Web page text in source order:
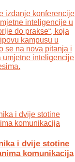
izdanje konferencije
inteligencije u
do prakse“, koja
kampusu u
se na nova pitanja i
umjetne inteligencije
i dvije stotine
komunikacija